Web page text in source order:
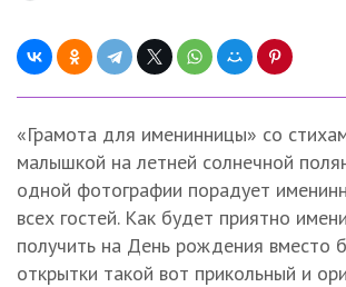
«Грамота для именинницы» со
малышкой на летней солнечной
одной фотографии порадует
всех гостей. Как будет приятно
получить на День рождения вместо
открытки такой вот прикольный и